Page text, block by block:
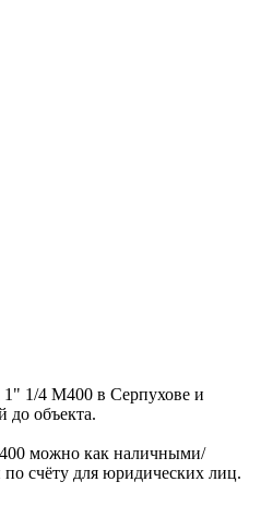
1/4 М400 в Серпухове и
до объекта.
можно как наличными/
по счёту для юридических лиц.